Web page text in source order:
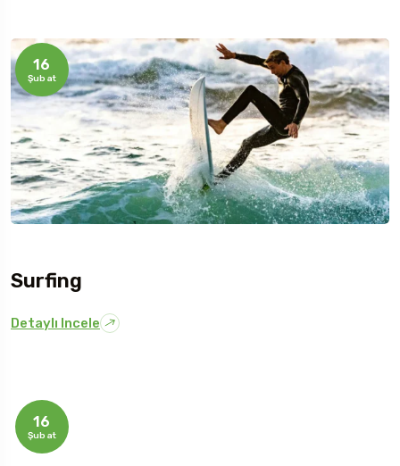
16
Şubat
Surfing
Detaylı Incele
16
Şubat